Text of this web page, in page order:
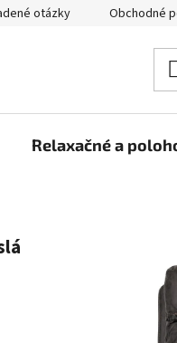
otázky Obchodné
Relaxačné a